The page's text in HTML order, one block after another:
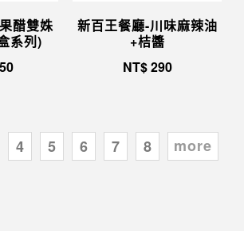
醋雙姝
系列)
新百王餐廳-川味麻辣油
+桔醬
NT$290
4 5 6 7 8 more